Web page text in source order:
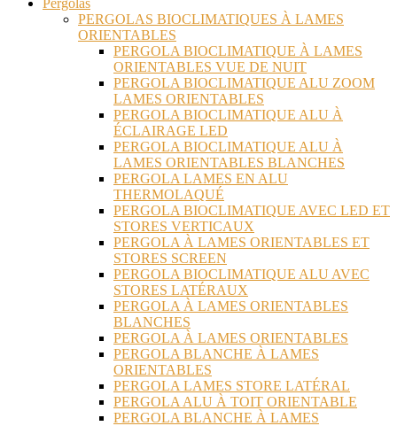
Pergolas
PERGOLAS BIOCLIMATIQUES À LAMES
ORIENTABLES
PERGOLA BIOCLIMATIQUE À LAMES
ORIENTABLES VUE DE NUIT
PERGOLA BIOCLIMATIQUE ALU ZOOM
LAMES ORIENTABLES
PERGOLA BIOCLIMATIQUE ALU À
ÉCLAIRAGE LED
PERGOLA BIOCLIMATIQUE ALU À
LAMES ORIENTABLES BLANCHES
PERGOLA LAMES EN ALU
THERMOLAQUÉ
PERGOLA BIOCLIMATIQUE AVEC LED ET
STORES VERTICAUX
PERGOLA À LAMES ORIENTABLES ET
STORES SCREEN
PERGOLA BIOCLIMATIQUE ALU AVEC
STORES LATÉRAUX
PERGOLA À LAMES ORIENTABLES
BLANCHES
PERGOLA À LAMES ORIENTABLES
PERGOLA BLANCHE À LAMES
ORIENTABLES
PERGOLA LAMES STORE LATÉRAL
PERGOLA ALU À TOIT ORIENTABLE
PERGOLA BLANCHE À LAMES